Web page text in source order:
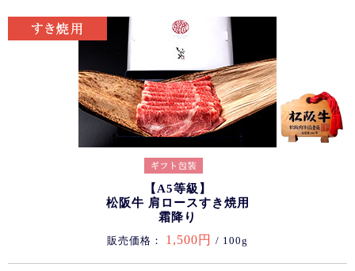
【A5等級】
松阪牛 肩ロースすき焼用
霜降り
販売価格： 1,500円 / 100g